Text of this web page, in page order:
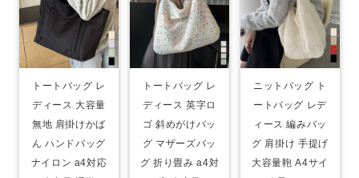
トートバッグ レ
ディース 大容量
無地 肩掛けかば
ん ハンドバッグ
ナイロン a4対応
トートバッグ レ
ディース 英字ロ
ゴ 斜めがけバッ
グ マザーズバッ
グ 折り畳み a4対
ニットバッグ ト
ートバッグ レデ
ィース 編みバッ
グ 肩掛け 手提げ
大容量鞄 A4サイ